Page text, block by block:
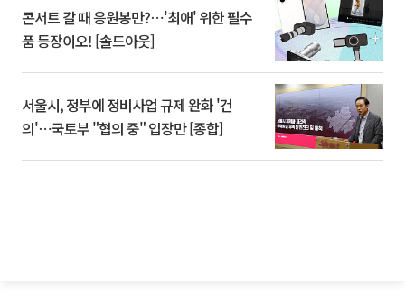
콘서트 갈 때 응원봉만?⋯'최애' 위한 필수
품 등장이오! [솔드아웃]
서울시, 정부에 정비사업 규제 완화 '건
의'⋯국토부 "협의 중" 입장만 [종합]